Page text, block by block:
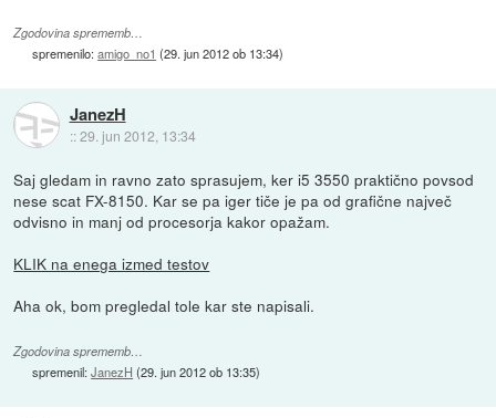
Zgodovina sprememb…
spremenilo:amigo_no1 (29. jun 2012 ob 13:34)
JanezH
::29. jun 2012, 13:34
Saj gledam in ravno zato sprasujem, ker i5 3550 praktično povsod
nese scat FX-8150. Kar se pa iger tiče je pa od grafične največ
odvisno in manj od procesorja kakor opažam.
KLIK na enega izmed testov
Aha ok, bom pregledal tole kar ste napisali.
Zgodovina sprememb…
spremenil:JanezH (29. jun 2012 ob 13:35)